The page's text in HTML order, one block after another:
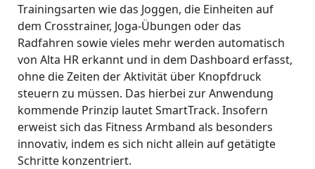
Trainingsarten wie das Joggen, die Einheiten auf
dem Crosstrainer, Joga-Übungen oder das
Radfahren sowie vieles mehr werden automatisch
von Alta HR erkannt und in dem Dashboard erfasst,
ohne die Zeiten der Aktivität über Knopfdruck
steuern zu müssen. Das hierbei zur Anwendung
kommende Prinzip lautet SmartTrack. Insofern
erweist sich das Fitness Armband als besonders
innovativ, indem es sich nicht allein auf getätigte
Schritte konzentriert.